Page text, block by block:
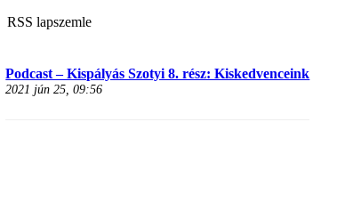
RSS lapszemle
Podcast – Kispályás Szotyi 8. rész: Kiskedvenceink
2021 jún 25, 09:56